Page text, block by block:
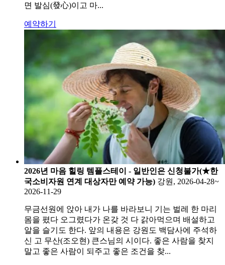
면 발심(發心)이고 마...
예약하기
2026년 마음 힐링 템플스테이 - 일반인은 신청불가(★한
국소비자원 연계 대상자만 예약 가능) 강원, 2026-04-28~
2026-11-29
무금선원에 앉아 내가 나를 바라보니 기는 벌레 한 마리
몸을 폈다 오그렸다가 온갖 것 다 갉아먹으며 배설하고
알을 슬기도 한다. 앞의 내용은 강원도 백담사에 주석하
신 고 무산(조오현) 큰스님의 시이다. 좋은 사람을 찾지
말고 좋은 사람이 되주고 좋은 조건을 찾...